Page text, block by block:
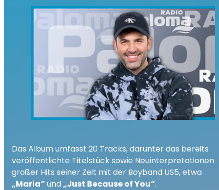
Das Album umfasst 20 Tracks, darunter das bereits
veröffentlichte Titelstück sowie Neuinterpretationen
großer Hits seiner Zeit mit der Boyband US5, etwa
„Maria“ und„Just Because of You“.